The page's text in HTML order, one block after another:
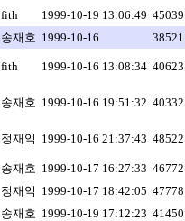
fith 1999-10-19 13:06:49 45039
송재호 1999-10-16 38521
fith 1999-10-16 13:08:34 40623
송재호 1999-10-16 19:51:32 40332
정재익 1999-10-16 21:37:43 48522
송재호 1999-10-17 16:27:33 46772
정재익 1999-10-17 18:42:05 47778
송재호 1999-10-19 17:12:23 41450